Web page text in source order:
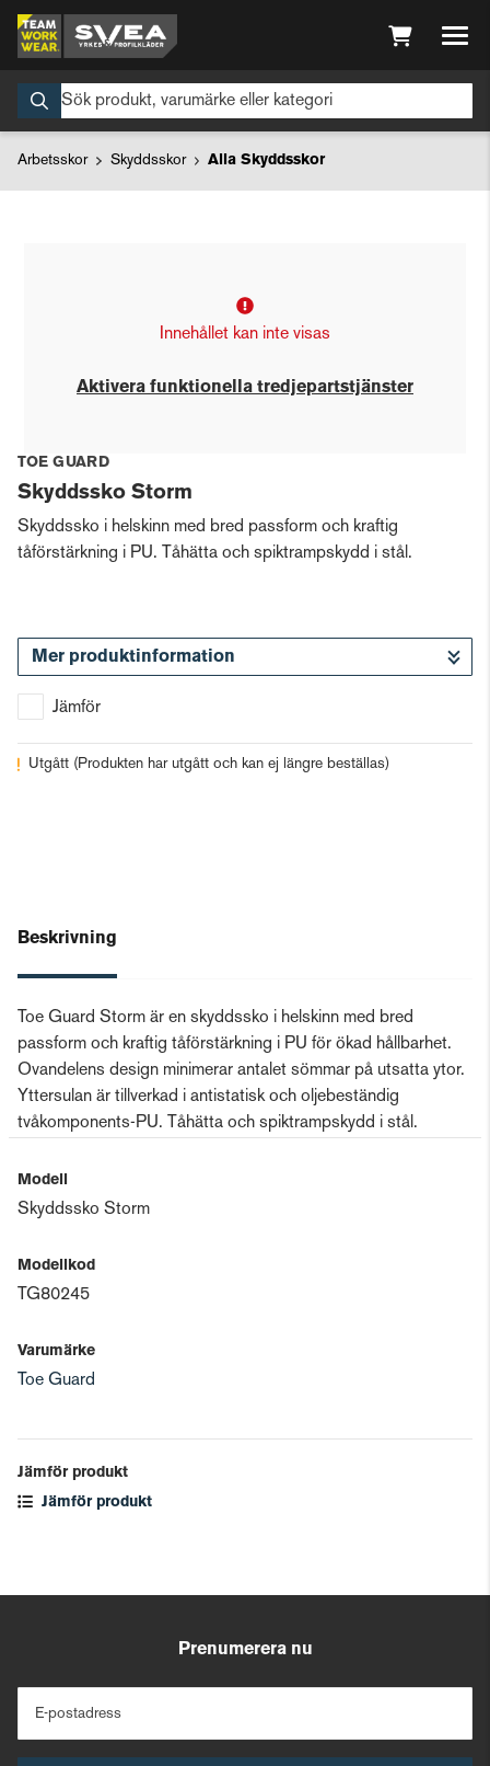
Arbetsskor Skyddsskor Alla Skyddsskor
Innehållet kan inte visas
Aktivera funktionella tredjepartstjänster
TOE GUARD
Skyddssko Storm
Skyddssko i helskinn med bred passform och kraftig
tåförstärkning i PU. Tåhätta och spiktrampskydd i stål.
Mer produktinformation
Jämför
Utgått (Produkten har utgått och kan ej längre beställas)
Beskrivning
Toe Guard Storm är en skyddssko i helskinn med bred
passform och kraftig tåförstärkning i PU för ökad hållbarhet.
Ovandelens design minimerar antalet sömmar på utsatta ytor.
Yttersulan är tillverkad i antistatisk och oljebeständig
tvåkomponents-PU. Tåhätta och spiktrampskydd i stål.
Modell
Skyddssko Storm
Modellkod
TG80245
Varumärke
Toe Guard
Jämför produkt
Jämför produkt
Prenumerera nu
E-postadress